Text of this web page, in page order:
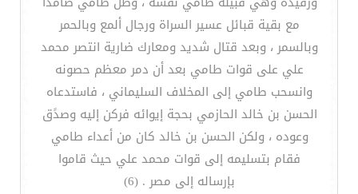
مع بقية قبائل عسير السراة ورجال ألمع وبالحمر
وبالسمر ، وبعد قتال شديد ومعارك ضارية انتصر محمد
علي على قوات طامي بعد أن دمر معظم حصونه
وانسحب طامي إلى المخلاف السليماني ، فاستدعاه
الحسن بن خالد الحازمي بحجة إيوائه فركن إليه وصدًق
وعوده ، ولكن الحسن بن خالد كان من أعداء طامي
فقام بتسليمه إلى قوات محمد علي حيث قاموا
بإرساله إلى مصر . (6)